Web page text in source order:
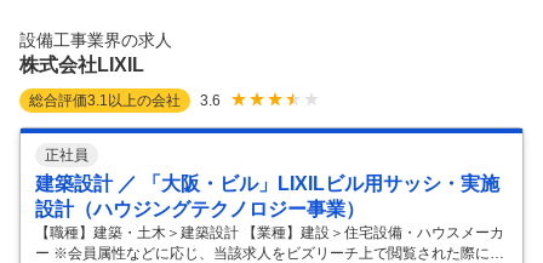
く、今までの経験を活かしながら能力・スキルを高めていける職場で
す。 ■業…
設備工事業界の求人
株式会社LIXIL
総合評価3.1 以上の会社 3.6
正社員
建築設計 ／ 「大阪・ビル」LIXILビル用サッシ・実施
設計（ハウジングテクノロジー事業）
【職種】建築・土木＞建築設計 【業種】建設＞住宅設備・ハウスメーカ
ー ※会員属性などに応じ、当該求人をビズリーチ上で閲覧された際に内